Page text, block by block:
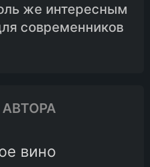
же интересным
современников
вино